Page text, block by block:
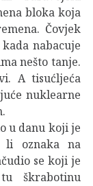
bloka koja
Čovjek
nabacuje
nešto tanje.
A tisućljeća
nuklearne
u danu koji je
li oznaka na
se koji je
škrabotinu